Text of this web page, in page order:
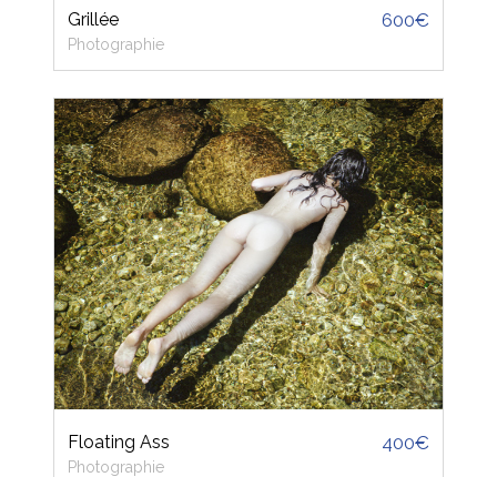
Grillée
Photographie
600€
Floating Ass
Photographie
400€